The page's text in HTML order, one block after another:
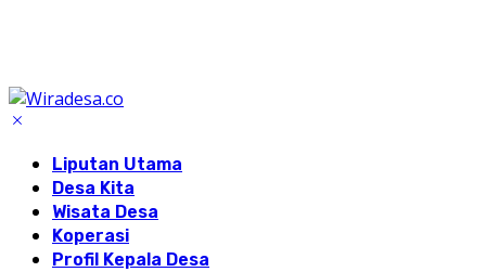
Liputan Utama
Desa Kita
Wisata Desa
Koperasi
Profil Kepala Desa